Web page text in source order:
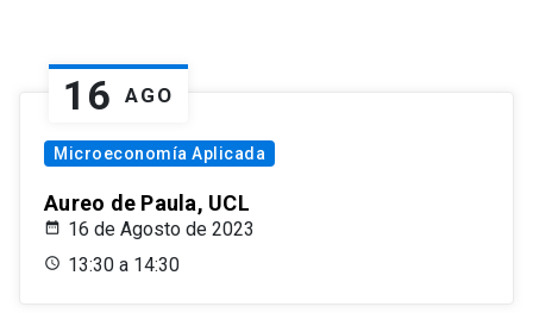
16 AGO
Microeconomía Aplicada
Aureo de Paula, UCL
16 de Agosto de 2023
13:30 a 14:30